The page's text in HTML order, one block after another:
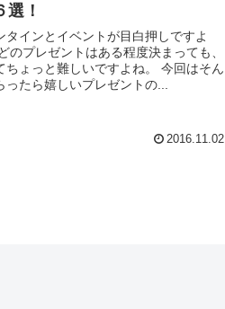
！
インとイベントが目白押しですよ
のプレゼントはある程度決まっても、
ょっと難しいですよね。 今回はそん
たら嬉しいプレゼントの...
2016.11.02